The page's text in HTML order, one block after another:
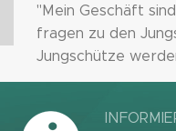
"Mein Geschäft
fragen zu den
Jungschütze